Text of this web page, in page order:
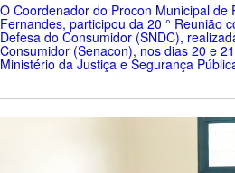
O Coordenador do Procon Municipal de
Fernandes, participou da 20 ° Reunião
Defesa do Consumidor (SNDC),
Consumidor (Senacon), nos dias 20 e
Ministério da Justiça e Segurança